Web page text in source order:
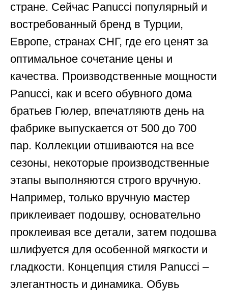
стране. Сейчас Panucci популярный и
востребованный бренд в Турции,
Европе, странах СНГ, где его ценят за
оптимальное сочетание цены и
качества. Производственные мощности
Panucci, как и всего обувного дома
братьев Гюлер, впечатляютв день на
фабрике выпускается от 500 до 700
пар. Коллекции отшиваются на все
сезоны, некоторые производственные
этапы выполняются строго вручную.
Например, только вручную мастер
приклеивает подошву, основательно
проклеивая все детали, затем подошва
шлифуется для особенной мягкости и
гладкости. Концепция стиля Panucci –
элегантность и динамика. Обувь